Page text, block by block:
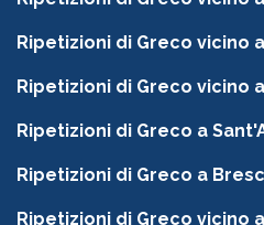
Ripetizioni di Greco vicino
Ripetizioni di Greco vicino
Ripetizioni di Greco a
Ripetizioni di Greco a
Ripetizioni di Greco vicino